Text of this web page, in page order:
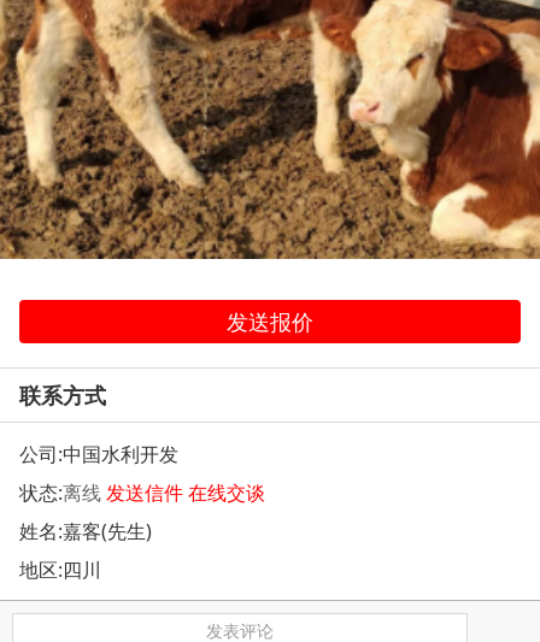
发送报价
联系方式
公司:中国水利开发
状态:离线发送信件在线交谈
姓名:嘉客(先生)
地区:四川
发表评论